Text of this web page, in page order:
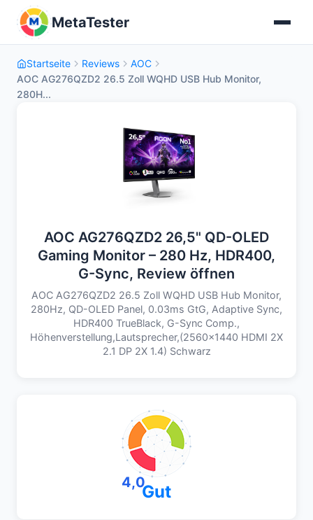
MetaTester
Startseite Reviews
AOC
AOC AG276QZD2 26.5 Zoll WQHD USB Hub Monitor,
280H...
AOC AG276QZD2 26,5" QD-OLED
Gaming Monitor – 280 Hz, HDR400,
G-Sync, Review öffnen
AOC AG276QZD2 26.5 Zoll WQHD USB Hub Monitor,
280Hz, QD-OLED Panel, 0.03ms GtG, Adaptive Sync,
HDR400 TrueBlack, G-Sync Comp.,
Höhenverstellung,Lautsprecher,(2560x1440 HDMI 2X
2.1 DP 2X 1.4) Schwarz
4,0Gut